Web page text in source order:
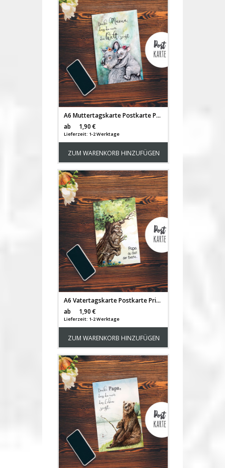
A6 Muttertagskarte Postkarte Print Koala Mama & Kind mit Spruch ...Danke Mama... pk184
ab
1,90 €
Lieferzeit: 1-2 Werktage
ZUM WARENKORB HINZUFÜGEN
A6 Vatertagskarte Postkarte Print Baum Papa & Kind mit Spruch ...du bist der Beste pk182
ab
1,90 €
Lieferzeit: 1-2 Werktage
ZUM WARENKORB HINZUFÜGEN